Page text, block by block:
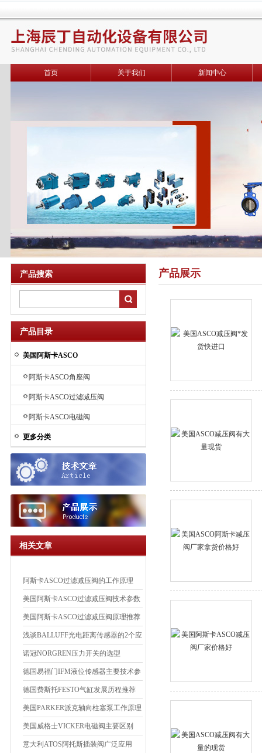
首页 关于我们 新闻中心
产品搜索
产品目录
美国阿斯卡ASCO
阿斯卡ASCO角座阀
阿斯卡ASCO过滤减压阀
阿斯卡ASCO电磁阀
更多分类
相关文章
阿斯卡ASCO过滤减压阀的工作原理
美国阿斯卡ASCO过滤减压阀技术参数
推荐
美国阿斯卡ASCO过滤减压阀原理推荐
浅谈BALLUFF光电距离传感器的2个应
用
诺冠NORGREN压力开关的选型
德国易福门IFM液位传感器主要技术参
数
德国费斯托FESTO气缸发展历程推荐
美国PARKER派克轴向柱塞泵工作原理
介绍
美国威格士VICKER电磁阀主要区别
意大利ATOS阿托斯插装阀广泛应用
产品展示